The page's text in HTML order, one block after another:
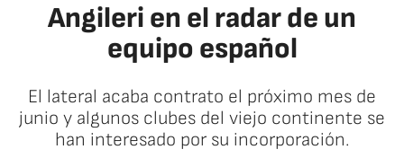
Angileri en el radar de un
equipo español
El lateral acaba contrato el próximo mes de
junio y algunos clubes del viejo continente se
han interesado por su incorporación.